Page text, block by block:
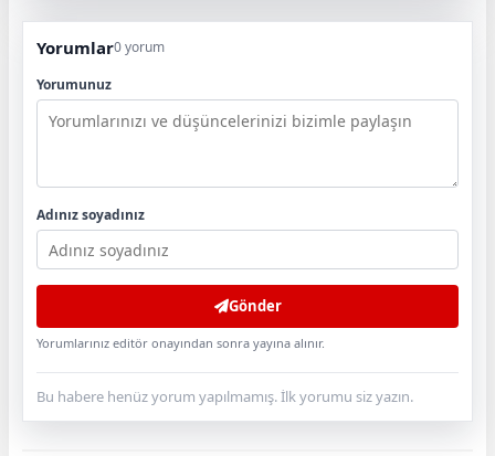
Yorumlar0 yorum
Yorumunuz
Adınız soyadınız
Gönder
Yorumlarınız editör onayından sonra yayına alınır.
Bu habere henüz yorum yapılmamış. İlk yorumu siz yazın.